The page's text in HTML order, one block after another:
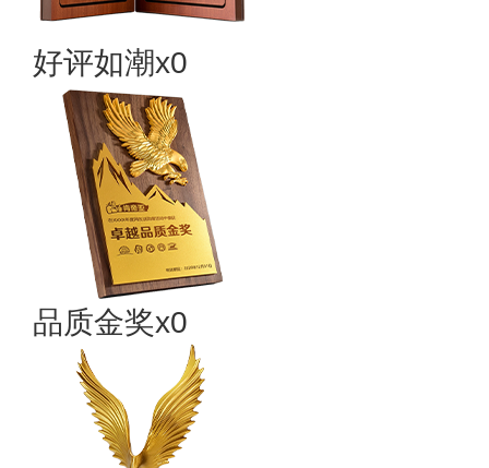
好评如潮x0
品质金奖x0